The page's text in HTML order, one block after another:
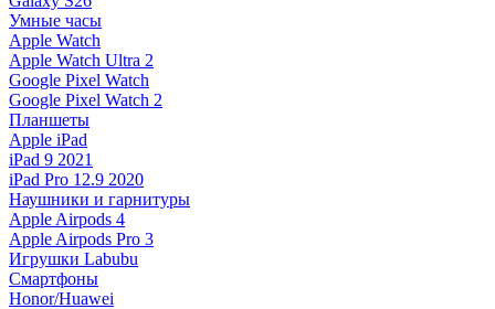
Умные часы
Apple Watch
Apple Watch Ultra 2
Google Pixel Watch
Google Pixel Watch 2
Планшеты
Apple iPad
iPad 9 2021
iPad Pro 12.9 2020
Наушники и гарнитуры
Apple Airpods 4
Apple Airpods Pro 3
Игрушки Labubu
Смартфоны
Honor/Huawei